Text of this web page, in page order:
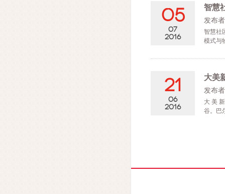
05
07
2016
智慧
发布
智慧社
模式与
21
06
2016
大美
发布
大 美
谷。巴